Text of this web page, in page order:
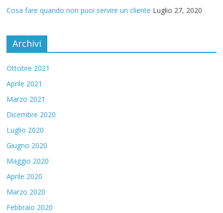
Cosa fare quando non puoi servire un cliente Luglio 27, 2020
Archivi
Ottobre 2021
Aprile 2021
Marzo 2021
Dicembre 2020
Luglio 2020
Giugno 2020
Maggio 2020
Aprile 2020
Marzo 2020
Febbraio 2020